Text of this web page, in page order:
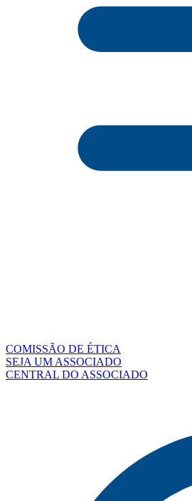
COMISSÃO DE ÉTICA
SEJA UM ASSOCIADO
CENTRAL DO ASSOCIADO